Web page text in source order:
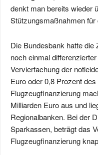
denkt man bereits wieder
Stützungsmaßnahmen
Die Bundesbank hatte die
noch einmal
Vervierfachung der
Euro oder 0,8 Prozent
Flugzeugfinanzierung
Milliarden Euro aus und
Regionalbanken. Bei der
Sparkassen, beträgt das
Flugzeugfinanzierung